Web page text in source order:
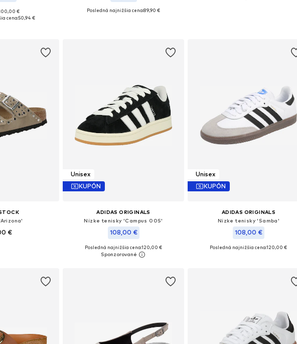
veľkostiach
€
cena:50,94 €
+31
Dostupné veľkosti: 35 SLIM
Posledná najnižšia cena:89,90 €
€
Unisex
KUPÓN
ADIDAS ORIGINALS
Nízke tenisky 'Campus 00S'
108,00 €
+6
Dostupné v mnohých veľkostiach
Posledná najnižšia cena:120,00 €
Unisex
KUPÓN
ADIDAS ORIGINALS
Nízke tenisky 'Samba'
108,00 €
Dostupné v mnohých veľkostiach
Posledná najnižšia cena:120,00 €